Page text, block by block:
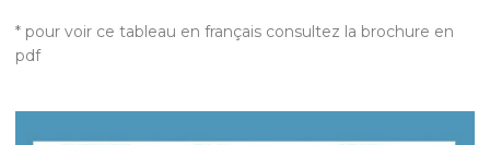
* pour voir ce tableau en français consultez la brochure en
pdf